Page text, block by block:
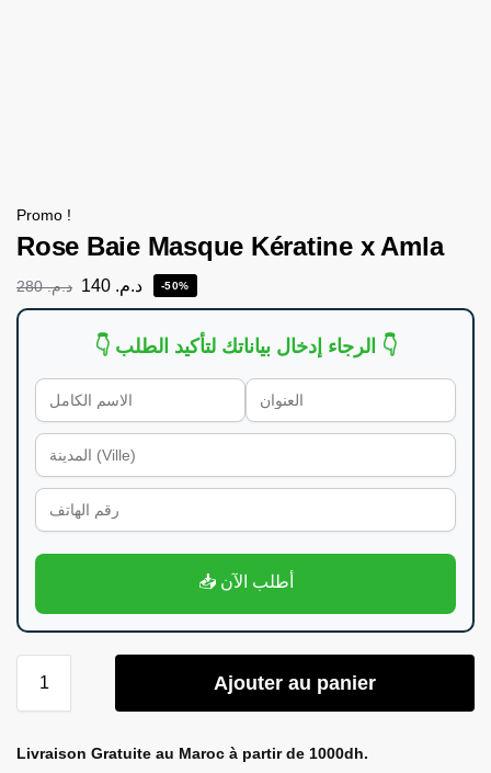
Promo !
Rose Baie Masque Kératine x Amla
د.م.280 د.م. -50%
👇 الرجاء إدخال بياناتك لتأكيد الطلب 👇
📥 أطلب الآن
Ajouter au panier
Livraison Gratuite au Maroc à partir de 1000dh.